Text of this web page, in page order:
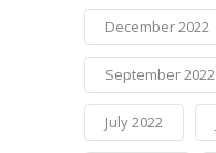
December 2022
September 2022
July 2022